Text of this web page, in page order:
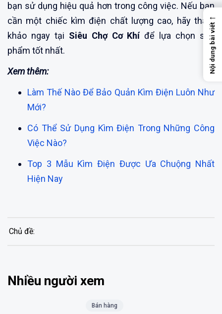
bạn sử dụng hiệu quả hơn trong công việc. Nếu bạn
cần một chiếc kìm điện chất lượng cao, hãy tham
khảo ngay tại Siêu Chợ Cơ Khíđể lựa chọn sản
phẩm tốt nhất.
Xem thêm:
Làm Thế Nào Để Bảo Quản Kìm Điện Luôn Như
Mới?
Có Thể Sử Dụng Kìm Điện Trong Những Công
Việc Nào?
Top 3 Mẫu Kìm Điện Được Ưa Chuộng Nhất
Hiện Nay
Chủ đề:
Nhiều người xem
Bán hàng
←
Nội dung bài viết